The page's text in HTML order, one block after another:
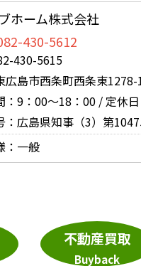
ホーム株式会社
430-5612
430-5615
広島市西条町西条東1278-
：9：00～18：00 / 定休
：広島県知事（3）第
：一般
不動産買取
Buyback